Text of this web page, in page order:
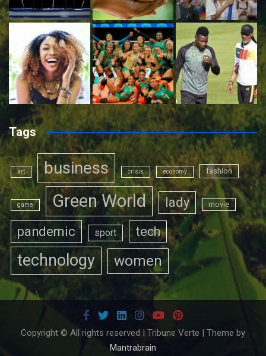
Tags
art business crisis economy fashion
game Green World lady movie
pandemic sport tech
technology women
Copyright © All rights reserved | Tribune Verte | Theme by
Mantrabrain